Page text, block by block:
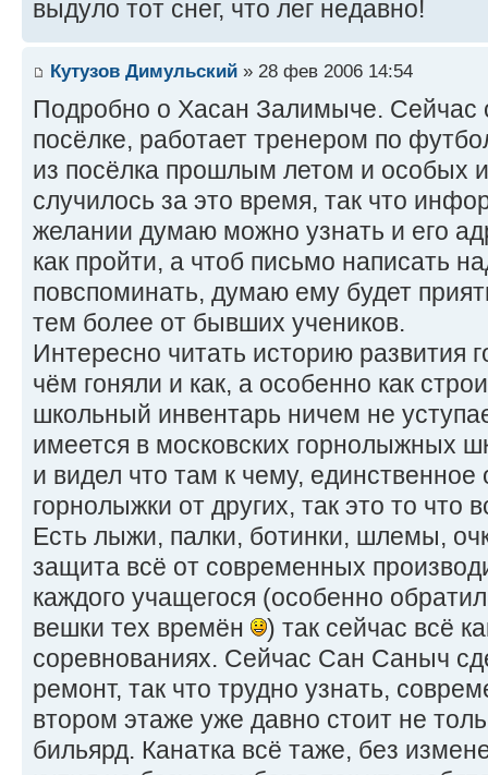
выдуло тот снег, что лег недавно!
Кутузов Димульский » 28 фев 2006 14:54
Подробно о Хасан Залимыче. Сейчас
посёлке, работает тренером по
из посёлка прошлым летом и особых
случилось за это время, так что
желании думаю можно узнать и его
как пройти, а чтоб письмо написать
повспоминать, думаю ему будет
тем более от бывших учеников.
Интересно читать историю развития
чём гоняли и как, а особенно как
школьный инвентарь ничем не
имеется в московских горнолыжных
и видел что там к чему,
горнолыжки от других, так это то что
Есть лыжи, палки, ботинки, шлемы,
защита всё от современных
каждого учащегося (особенно
вешки тех времён
) так сейчас всё
соревнованиях. Сейчас Сан Саныч
ремонт, так что трудно узнать,
втором этаже уже давно стоит не
бильярд. Канатка всё таже, без